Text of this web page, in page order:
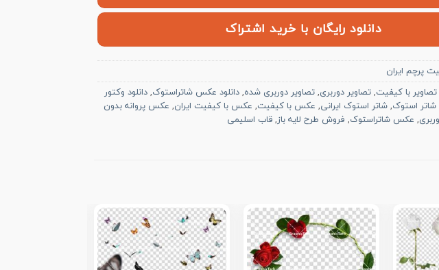
دانلود رایگان با خرید اشتراک
پرچم ایران
تصاویر با کیفیت,تصاویر دوربری,تصاویر دوربری شده,دانلود عکس شاتراستوک,دانلود وکتور
شاتر استوک,شاتر استوک ایرانی, عکس با کیفیت, عکس با کیفیت ایران, عکس پروانه بدون
, عکس شاتراستوک, فروش طرح لایه باز,قاب اسلیمی